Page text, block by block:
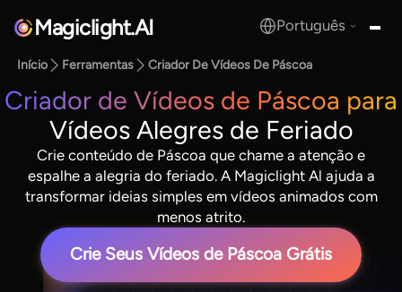
Magiclight.AI Português
Início Ferramentas Criador De Vídeos De Páscoa
Criador de Vídeos de Páscoa para
Vídeos Alegres de Feriado
Crie conteúdo de Páscoa que chame a atenção e
espalhe a alegria do feriado. A Magiclight Al ajuda a
transformar ideias simples em vídeos animados com
menos atrito.
Crie Seus Vídeos de Páscoa Grátis